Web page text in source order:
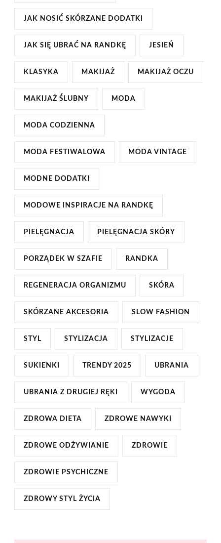
JAK NOSIĆ SKÓRZANE DODATKI
JAK SIĘ UBRAĆ NA RANDKĘ JESIEŃ
KLASYKA MAKIJAŻ MAKIJAŻ OCZU
MAKIJAŻ ŚLUBNY MODA
MODA CODZIENNA
MODA FESTIWALOWA MODA VINTAGE
MODNE DODATKI
MODOWE INSPIRACJE NA RANDKĘ
PIELĘGNACJA PIELĘGNACJA SKÓRY
PORZĄDEK W SZAFIE RANDKA
REGENERACJA ORGANIZMU SKÓRA
SKÓRZANE AKCESORIA SLOW FASHION
STYL STYLIZACJA STYLIZACJE
SUKIENKI TRENDY 2025 UBRANIA
UBRANIA Z DRUGIEJ RĘKI WYGODA
ZDROWA DIETA ZDROWE NAWYKI
ZDROWE ODŻYWIANIE ZDROWIE
ZDROWIE PSYCHICZNE
ZDROWY STYL ŻYCIA